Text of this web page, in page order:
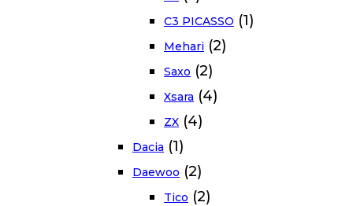
C3 PICASSO (1)
Mehari (2)
Saxo (2)
Xsara (4)
ZX (4)
Dacia (1)
Daewoo (2)
Tico (2)